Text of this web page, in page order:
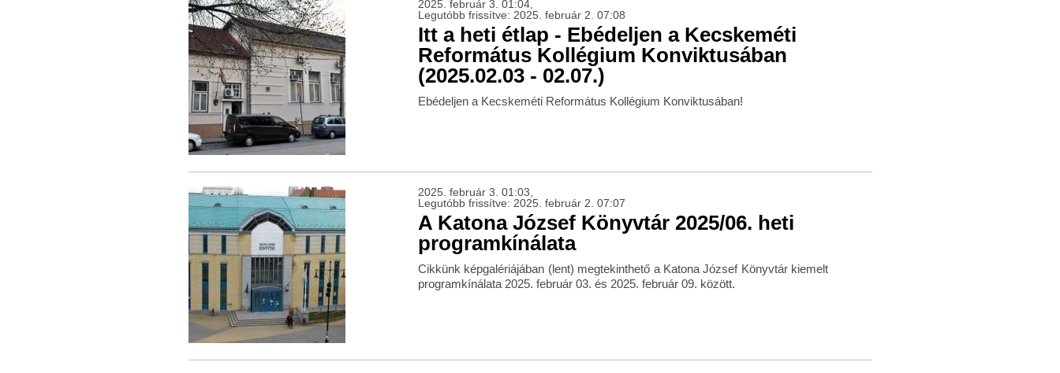
2025. február 3. 01:04,
Legutóbb frissítve: 2025. február 2. 07:08
Itt a heti étlap - Ebédeljen a Kecskeméti
Református Kollégium Konviktusában
(2025.02.03 - 02.07.)
Ebédeljen a Kecskeméti Református Kollégium Konviktusában!
2025. február 3. 01:03,
Legutóbb frissítve: 2025. február 2. 07:07
A Katona József Könyvtár 2025/06. heti
programkínálata
Cikkünk képgalériájában (lent) megtekinthető a Katona József Könyvtár kiemelt
programkínálata 2025. február 03. és 2025. február 09. között.